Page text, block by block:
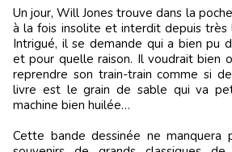
Un jour, Will Jones trouve dans la
à la fois insolite et interdit depuis très
Intrigué, il se demande qui a bien pu
et pour quelle raison. Il voudrait bien
reprendre son train-train comme si
livre est le grain de sable qui va
machine bien huilée…
Cette bande dessinée ne manquera